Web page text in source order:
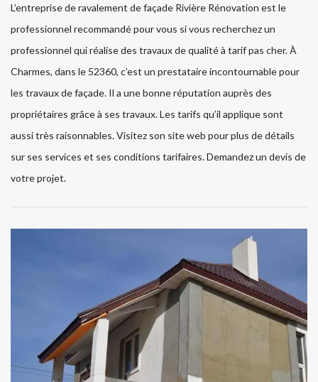
L’entreprise de ravalement de façade Rivière Rénovation est le
professionnel recommandé pour vous si vous recherchez un
professionnel qui réalise des travaux de qualité à tarif pas cher. À
Charmes, dans le 52360, c’est un prestataire incontournable pour
les travaux de façade. Il a une bonne réputation auprès des
propriétaires grâce à ses travaux. Les tarifs qu’il applique sont
aussi très raisonnables. Visitez son site web pour plus de détails
sur ses services et ses conditions tarifaires. Demandez un devis de
votre projet.